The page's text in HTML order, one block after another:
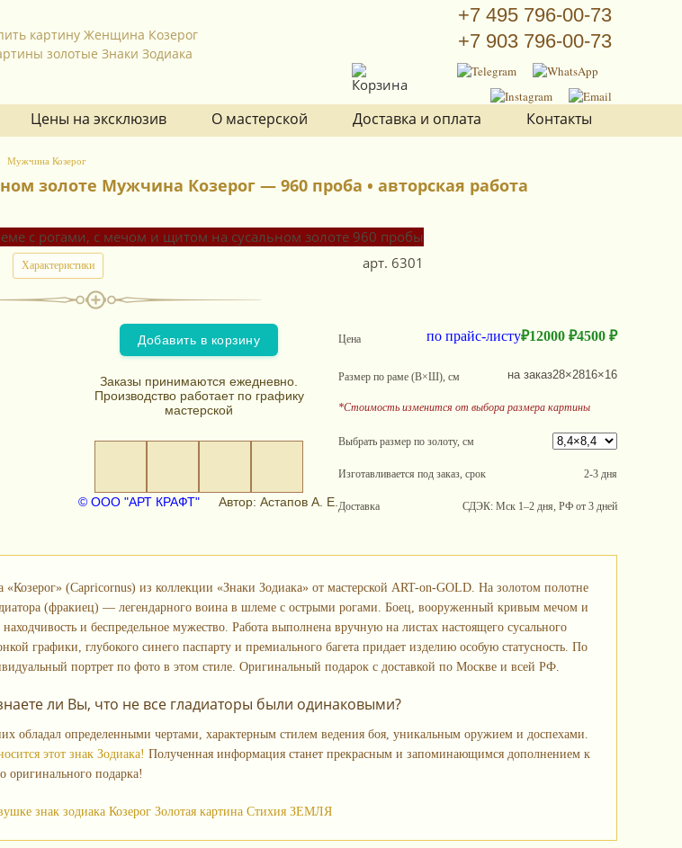
картину Женщина Козерог
золотые Знаки Зодиака
+7 495 796-00-73
+7 903 796-00-73
Цены на эксклюзив О мастерской Доставка и оплата Контакты
Мужчина Козерог
золоте Мужчина Козерог — 960 проба • авторская работа
Характеристики арт. 6301
Цена 4500 ₽
12000 ₽
₽
по прайс-листу
Размер по раме (В×Ш), см 16×16
28×28
на заказ
*Стоимость изменится от выбора размера картины
Выбрать размер по золоту, см
Изготавливается под заказ, срок 2-3 дня
Доставка СДЭК: Мск 1–2 дня, РФ от 3 дней
Добавить в корзину
Заказы принимаются ежедневно.
Производство работает по графику
мастерской
© ООО "АРТ КРАФТ" Автор: Астапов А. Е.
«Козерог» (Capricornus) из коллекции «Знаки Зодиака» от мастерской ART-on-GOLD. На золотом полотне
(фракиец) — легендарного воина в шлеме с острыми рогами. Боец, вооруженный кривым мечом и
и беспредельное мужество. Работа выполнена вручную на листах настоящего сусального
графики, глубокого синего паспарту и премиального багета придает изделию особую статусность. По
портрет по фото в этом стиле. Оригинальный подарок с доставкой по Москве и всей РФ.
ли Вы, что не все гладиаторы были одинаковыми?
обладал определенными чертами, характерным стилем ведения боя, уникальным оружием и доспехами.
этот знак Зодиака! Полученная информация станет прекрасным и запоминающимся дополнением к
оригинального подарка!
знак зодиака Козерог Золотая картина Стихия ЗЕМЛЯ